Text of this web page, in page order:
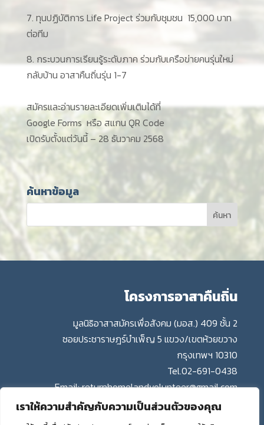
เราให้ความสำคัญกับความเป็นส่วนตัวของคุณ
7. ทุนปฏิบัติการ Life Project ร่วมกับชุมชน 15,000 บาท
ต่อทีม
8. กระบวนการเรียนรู้ระดับภาค ร่วมกับเครือข่ายคนรุ่นใหม่
กลับบ้าน อาสาคืนถิ่นรุ่น 1-7
สมัครและอ่านรายละเอียดเพิ่มเติมได้ที่
Google Forms หรือ สแกน QR Code
เปิดรับตั้งแต่วันนี้ – 28 ธันวาคม 2568
ค้นหาข้อมูล
โครงการอาสาคืนถิ่น
มูลนิธิอาสาสมัครเพื่อสังคม (มอส.) 409 ชั้น 2
ซอยประชาราษฎร์บำเพ็ญ 5 แขวง/เขตห้วยขวาง
กรุงเทพฯ 10310
Tel.02-691-0438
Email:returnhomelandvolunteer@gmail.com